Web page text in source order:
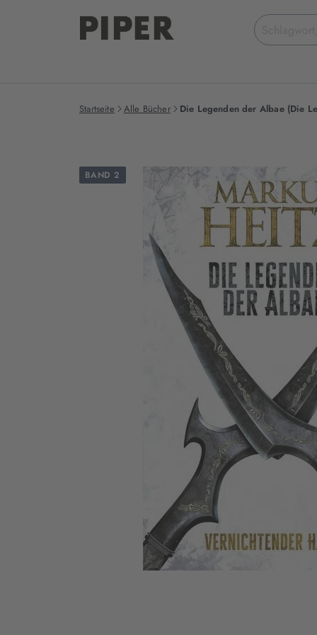
Suchbegriff
eingeben
Startseite Alle Bücher Die Legenden der Albae (Die
BAND 2